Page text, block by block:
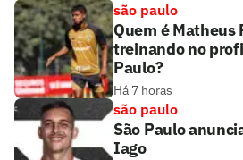
são paulo
Quem é Matheus
treinando no
Paulo?
Há 7 horas
são paulo
São Paulo
Iago